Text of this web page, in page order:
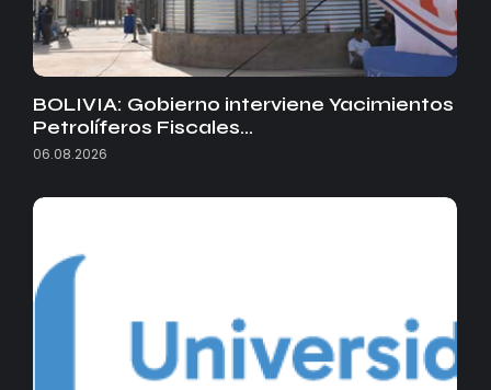
BOLIVIA: Gobierno interviene Yacimientos
Petrolíferos Fiscales…
06.08.2026